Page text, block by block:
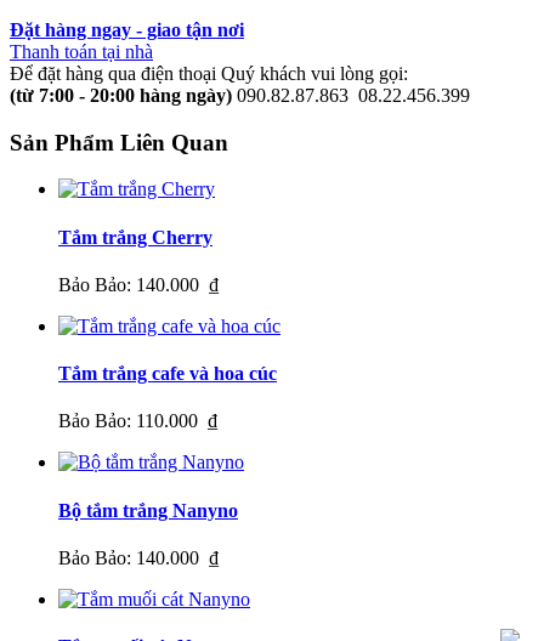
Đặt hàng ngay - giao tận nơi
Thanh toán tại nhà
Để đặt hàng qua điện thoại Quý khách vui lòng gọi:
(từ 7:00 - 20:00 hàng ngày) 090.82.87.863 08.22.456.399
Sản Phẩm Liên Quan
Tắm trắng Cherry
Bảo Bảo: 140.000 ₫
Tắm trắng cafe và hoa cúc
Bảo Bảo: 110.000 ₫
Bộ tắm trắng Nanyno
Bảo Bảo: 140.000 ₫